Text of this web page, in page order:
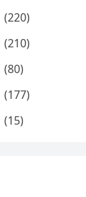
(220)
(210)
(80)
(177)
(15)